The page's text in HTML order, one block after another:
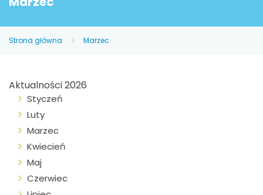
Strona główna Marzec
Aktualności 2026
Styczeń
Luty
Marzec
Kwiecień
Maj
Czerwiec